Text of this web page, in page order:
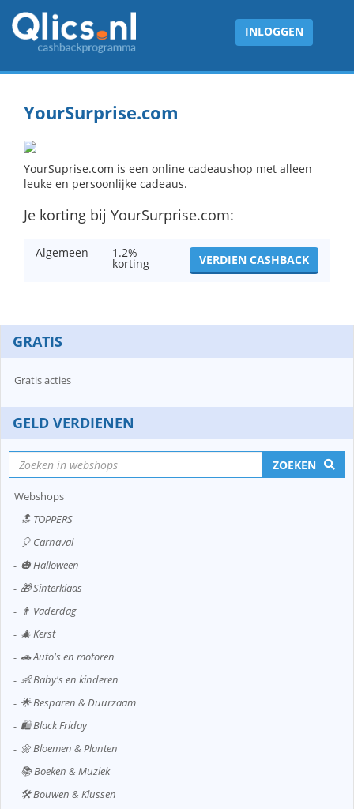
INLOGGEN
YourSurprise.com
YourSuprise.com is een online cadeaushop met alleen
leuke en persoonlijke cadeaus.
Je korting bij YourSurprise.com:
Algemeen 1.2%
korting VERDIEN CASHBACK
GRATIS
Gratis acties
GELD VERDIENEN
ZOEKEN
Webshops
🔝 TOPPERS
🎈 Carnaval
🎃 Halloween
🎁 Sinterklaas
👨 Vaderdag
🎄 Kerst
🚗 Auto's en motoren
👶 Baby's en kinderen
🌟 Besparen & Duurzaam
🛍️ Black Friday
🌼 Bloemen & Planten
📚 Boeken & Muziek
🛠️ Bouwen & Klussen